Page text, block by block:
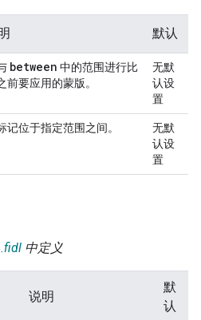
默认
between 中的范围进行比
前要应用的蒙版。
无默
认设
置
记位于指定范围之间。
无默
认设
置
中定义
说明
默
认